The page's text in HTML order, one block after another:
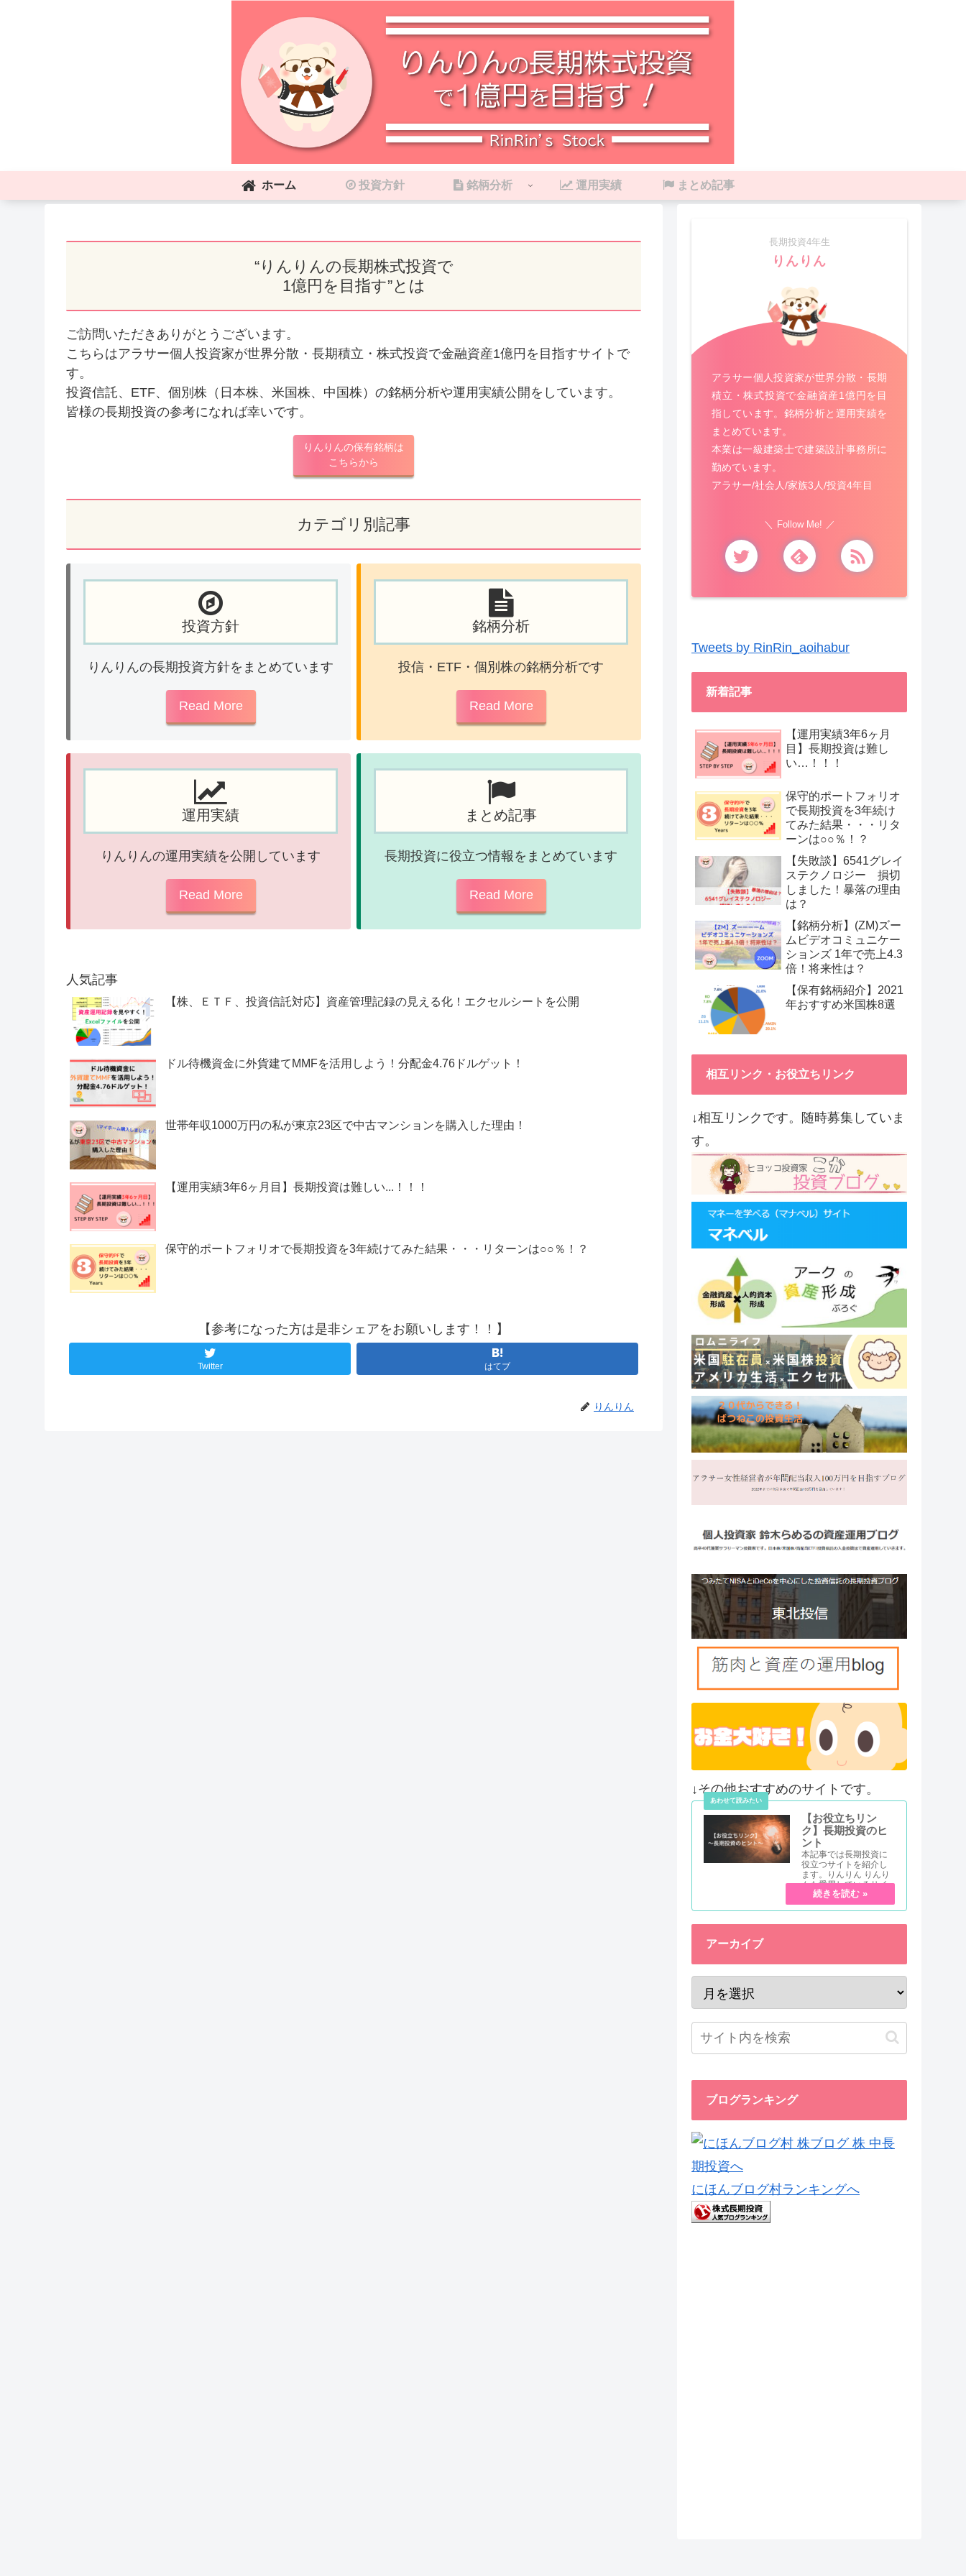
ホーム 投資方針 銘柄分析 運用実績 まとめ記事
“りんりんの長期株式投資で
1億円を目指す”とは
ご訪問いただきありがとうございます。
こちらはアラサー個人投資家が世界分散・長期積立・株式投資で金融資産1億円を目指すサイトで
す。
投資信託、ETF、個別株（日本株、米国株、中国株）の銘柄分析や運用実績公開をしています。
皆様の長期投資の参考になれば幸いです。
りんりんの保有銘柄は
こちらから
カテゴリ別記事
投資方針
りんりんの長期投資方針をまとめています
Read More
銘柄分析
投信・ETF・個別株の銘柄分析です
Read More
運用実績
りんりんの運用実績を公開しています
Read More
まとめ記事
長期投資に役立つ情報をまとめています
Read More
人気記事
【株、ＥＴＦ、投資信託対応】資産管理記録の見える化！エクセルシートを公開
ドル待機資金に外貨建てMMFを活用しよう！分配金4.76ドルゲット！
世帯年収1000万円の私が東京23区で中古マンションを購入した理由！
【運用実績3年6ヶ月目】長期投資は難しい...！！！
保守的ポートフォリオで長期投資を3年続けてみた結果・・・リターンは○○％！？
【参考になった方は是非シェアをお願いします！！】
Twitter はてブ
りんりん
長期投資4年生
りんりん
アラサー個人投資家が世界分散・長期
積立・株式投資で金融資産1億円を目
指しています。銘柄分析と運用実績を
まとめています。
本業は一級建築士で建築設計事務所に
勤めています。
アラサー/社会人/家族3人/投資4年目
Follow Me!
Tweets by RinRin_aoihabur
新着記事
【運用実績3年6ヶ月
目】長期投資は難し
い…！！！
保守的ポートフォリオ
で長期投資を3年続け
てみた結果・・・リタ
ーンは○○％！？
【失敗談】6541グレイ
ステクノロジー 損切
しました！暴落の理由
は？
【銘柄分析】(ZM)ズー
ムビデオコミュニケー
ションズ 1年で売上4.3
倍！将来性は？
【保有銘柄紹介】2021
年おすすめ米国株8選
相互リンク・お役立ちリンク
↓相互リンクです。随時募集していま
す。
↓その他おすすめのサイトです。
【お役立ちリン
ク】長期投資のヒ
ント
本記事では長期投資に
役立つサイトを紹介し
ます。りんりん りんり
んも愛用しているサイ
トだよ！ 長期投資を始
めるにあたって、参考
になるサイトをカテゴ
リ別に紹介していきま
アーカイブ
ブログランキング
にほんブログ村ランキングへ